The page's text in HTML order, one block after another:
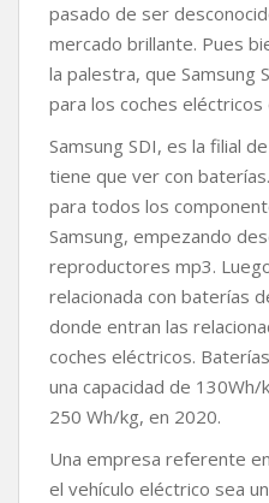
pasado de ser
mercado brillante. Pues
la palestra, que Samsung
para los coches eléctricos
Samsung SDI, es la filial
tiene que ver con
para todos los
Samsung, empezando
reproductores mp3.
relacionada con baterías
donde entran las
coches eléctricos.
una capacidad de
250 Wh/kg, en 2020.
Una empresa referente
el vehículo eléctrico sea